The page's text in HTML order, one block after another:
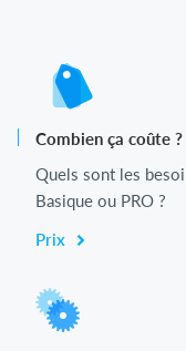
Combien ça coûte ?
Quels sont les
Basique ou PRO ?
Prix